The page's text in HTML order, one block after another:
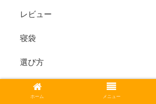
レビュー
寝袋
選び方
比較
ホーム メニュー